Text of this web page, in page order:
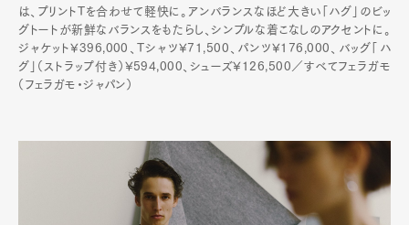
は、プリントTを合わせて軽快に。アンバランスなほど大きい「ハグ」のビッ
グトートが新鮮なバランスをもたらし、シンプルな着こなしのアクセントに。
ジャケット¥396,000、Tシャツ¥71,500、パンツ¥176,000、バッグ「ハ
グ」（ストラップ付き）¥594,000、シューズ¥126,500／すべてフェラガモ
（フェラガモ・ジャパン）